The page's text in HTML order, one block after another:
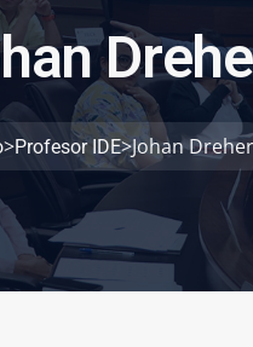
hanDrehe
>Profesor IDE>Johan Dreher